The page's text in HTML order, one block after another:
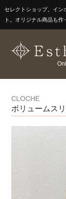
セレクトショップ。イン
ト。オリジナル商品も作
CLOCHE
ボリュームス